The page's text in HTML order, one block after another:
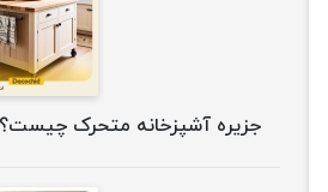
جزیره آشپزخانه متحرک چیست؟